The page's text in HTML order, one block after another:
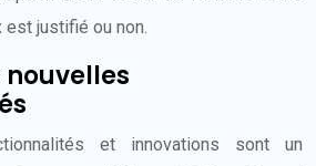
justifié ou non.
et innovations sont un